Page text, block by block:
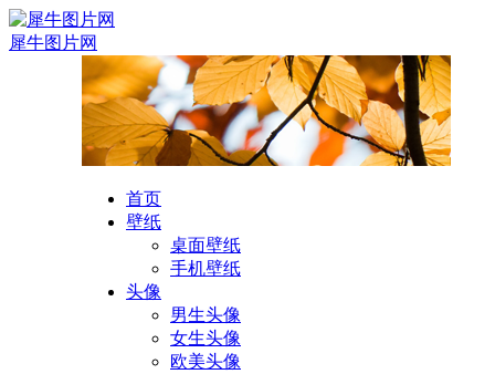
犀牛图片网
首页
壁纸
桌面壁纸
手机壁纸
头像
男生头像
女生头像
欧美头像